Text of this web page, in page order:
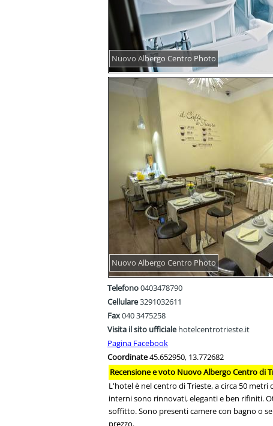
Nuovo Albergo Centro Photo
Nuovo Albergo Centro Photo
Telefono0403478790
Cellulare3291032611
Fax040 3475258
Visita il sito ufficialehotelcentrotrieste.it
Pagina Facebook
Coordinate45.652950, 13.772682
Recensione e voto Nuovo Albergo Centro di
L'hotel è nel centro di Trieste, a circa 50 metri
interni sono rinnovati, eleganti e ben rifiniti.
soffitto. Sono presenti camere con bagno o
prezzo.